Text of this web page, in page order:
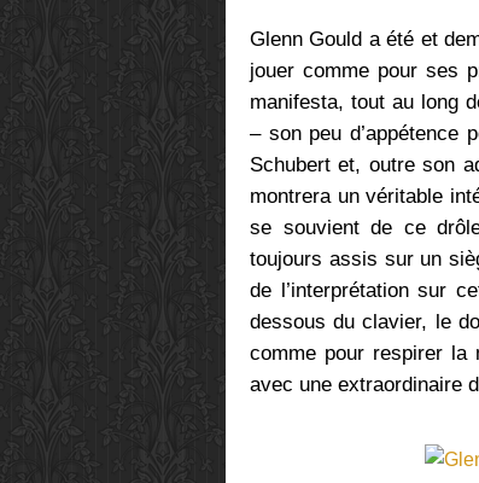
Glenn Gould a été et
jouer comme pour ses
manifesta, tout au long
– son peu d’appétence
Schubert et, outre son
montrera un véritable
se souvient de ce
toujours assis sur un
de l’interprétation sur
dessous du clavier, le
comme pour respirer la
avec une extraordinaire